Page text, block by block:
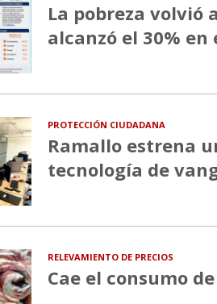
La pobreza volvió
alcanzó el 30%
PROTECCIÓN CIUDADANA
Ramallo estrena
tecnología de
RELEVAMIENTO DE PRECIOS
Cae el consumo